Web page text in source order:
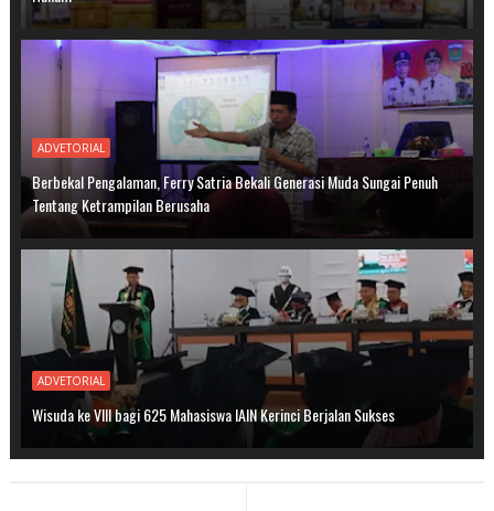
ADVETORIAL
Berbekal Pengalaman, Ferry Satria Bekali Generasi Muda Sungai Penuh
Tentang Ketrampilan Berusaha
ADVETORIAL
Wisuda ke VIII bagi 625 Mahasiswa IAIN Kerinci Berjalan Sukses